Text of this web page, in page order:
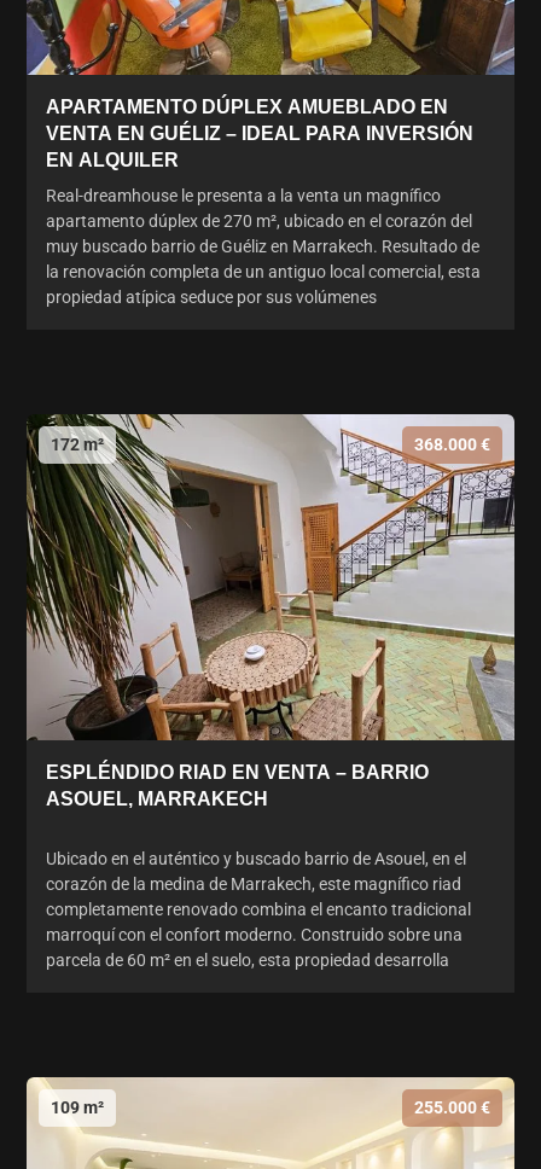
APARTAMENTO DÚPLEX AMUEBLADO EN
VENTA EN GUÉLIZ – IDEAL PARA INVERSIÓN
EN ALQUILER
Real-dreamhouse le presenta a la venta un magnífico
apartamento dúplex de 270 m², ubicado en el corazón del
muy buscado barrio de Guéliz en Marrakech. Resultado de
la renovación completa de un antiguo local comercial, esta
propiedad atípica seduce por sus volúmenes
172 m² 368.000 €
ESPLÉNDIDO RIAD EN VENTA – BARRIO
ASOUEL, MARRAKECH
Ubicado en el auténtico y buscado barrio de Asouel, en el
corazón de la medina de Marrakech, este magnífico riad
completamente renovado combina el encanto tradicional
marroquí con el confort moderno. Construido sobre una
parcela de 60 m² en el suelo, esta propiedad desarrolla
109 m² 255.000 €